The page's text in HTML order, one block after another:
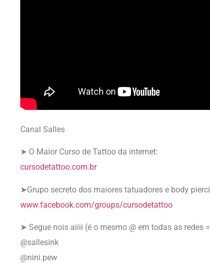
Canal Salles
➤ O Maior Curso de Tattoo da internet:
cursodetattoo.com.br
➤Grupo secreto dos maiores tatuadores e body
www.facebook.com/groups/cursodetattoo
➤ Segue nois aiiii (é o mesmo @ em todas as redes
@sallesink
@nini.pew